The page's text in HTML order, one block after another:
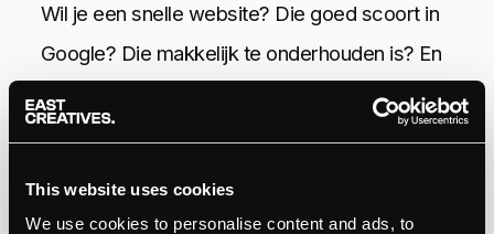
This website uses cookies
We use cookies to personalise content and ads, to
Wil je een snelle website? Die goed scoort in
Google? Die makkelijk te onderhouden is? En
die er écht professioneel uitziet, zonder dat
het eruitziet alsof je ‘m zelf in elkaar hebt
Dan is Webflow een serieuze optie.